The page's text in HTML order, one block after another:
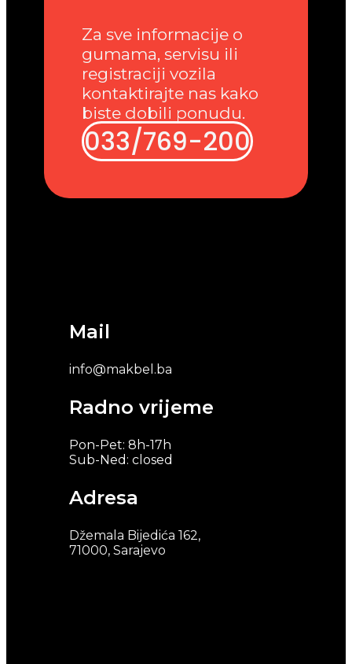
Mail
info@makbel.ba
Radno vrijeme
Pon-Pet: 8h-17h
Sub-Ned: closed
Adresa
Džemala Bijedića 162,
71000, Sarajevo
Za sve informacije o
gumama, servisu ili
registraciji vozila
kontaktirajte nas kako
biste dobili ponudu.
033/769-200